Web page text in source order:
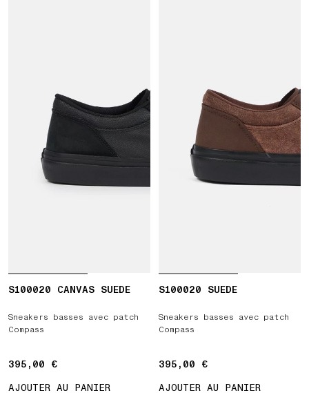
S100020 CANVAS SUEDE
Sneakers basses avec patch
Compass
395,00 €
395,00 €
AJOUTER AU PANIER
S100020 SUEDE
Sneakers basses avec patch
Compass
395,00 €
395,00 €
AJOUTER AU PANIER